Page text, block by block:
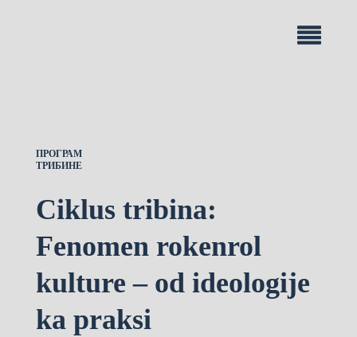
ПРОГРАМ
ТРИБИНЕ
Ciklus tribina:
Fenomen rokenrol
kulture – od ideologije
ka praksi